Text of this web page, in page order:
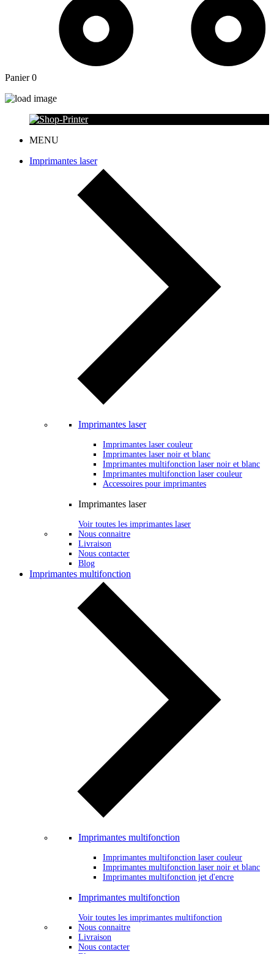
Panier 0
MENU
Imprimantes laser
Imprimantes laser
Imprimantes laser couleur
Imprimantes laser noir et blanc
Imprimantes multifonction laser noir et blanc
Imprimantes multifonction laser couleur
Accessoires pour imprimantes
Imprimantes laser
Voir toutes les imprimantes laser
Nous connaitre
Livraison
Nous contacter
Blog
Imprimantes multifonction
Imprimantes multifonction
Imprimantes multifonction laser couleur
Imprimantes multifonction laser noir et blanc
Imprimantes multifonction jet d'encre
Imprimantes multifonction
Voir toutes les imprimantes multifonction
Nous connaitre
Livraison
Nous contacter